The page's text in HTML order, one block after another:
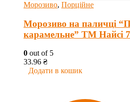
Морозиво, Порційне
Морозиво на паличці
карамельне” ТМ Найсі
0 out of 5
33.96 ₴
Додати в кошик